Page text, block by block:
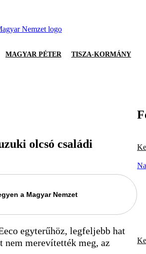
MAGYAR PÉTER TISZA-KORMÁNY
olcsó családi
a Magyar Nemzet
egyterűhöz, legfeljebb hat
nem merevítették meg, az